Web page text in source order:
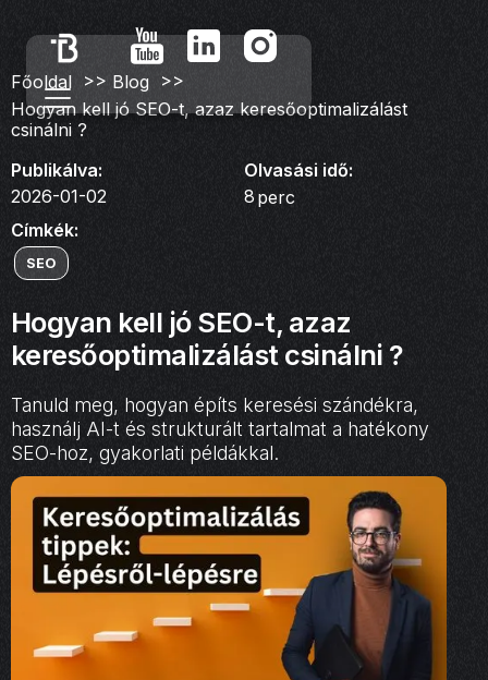
Főoldal >> Blog >>
Hogyan kell jó SEO-t, azaz keresőoptimalizálást
csinálni ?
Publikálva:
2026-01-02
Olvasási idő:
8 perc
Címkék:
SEO
Hogyan kell jó SEO-t, azaz
keresőoptimalizálást csinálni ?
Tanuld meg, hogyan építs keresési szándékra,
használj AI-t és strukturált tartalmat a hatékony
SEO-hoz, gyakorlati példákkal.